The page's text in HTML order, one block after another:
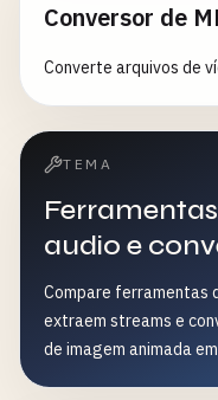
Conversor de
Converte arquivos de
TEMA
audio e
Compare ferramentas
extraem streams e
de imagem animada